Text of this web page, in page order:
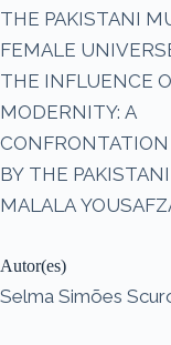
THE PAKISTANI
FEMALE
THE INFLUENCE
MODERNITY: A
BY THE PAKISTANI
MALALA
Autor(es)
Selma Simões